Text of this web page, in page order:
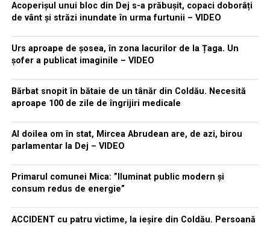
Acoperișul unui bloc din Dej s-a prăbușit, copaci doborâți
de vânt și străzi inundate în urma furtunii – VIDEO
Urs aproape de șosea, în zona lacurilor de la Țaga. Un
șofer a publicat imaginile – VIDEO
Bărbat snopit în bătaie de un tânăr din Coldău. Necesită
aproape 100 de zile de îngrijiri medicale
Al doilea om în stat, Mircea Abrudean are, de azi, birou
parlamentar la Dej – VIDEO
Primarul comunei Mica: ”Iluminat public modern și
consum redus de energie”
ACCIDENT cu patru victime, la ieșire din Coldău. Persoană